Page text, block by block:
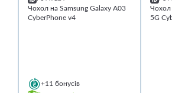
Чохол на Samsung Galaxy A03
CyberPhone v4
+11 бонусів
Чохол
5G